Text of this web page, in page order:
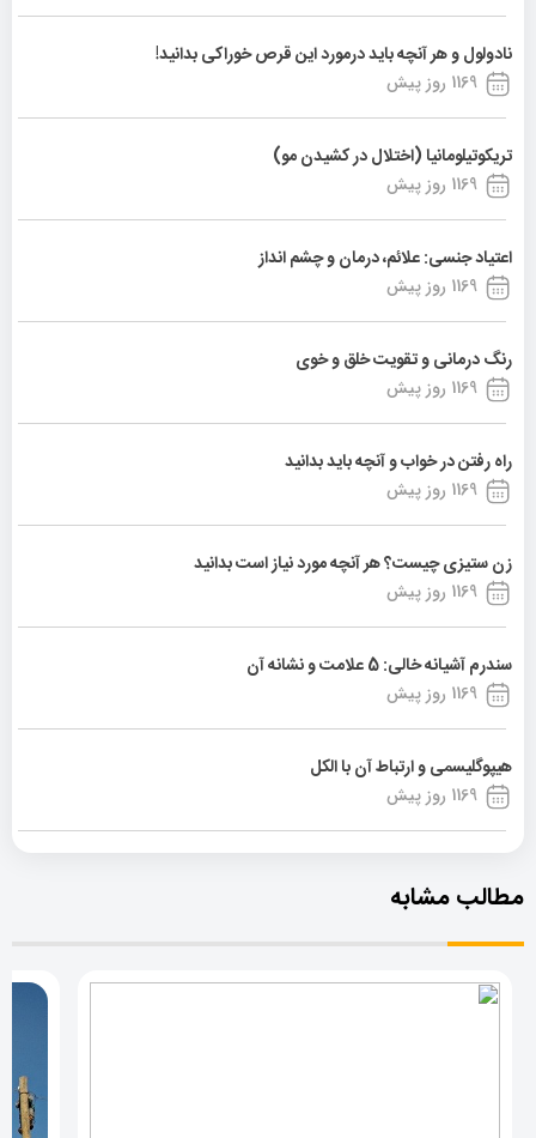
نادولول و هر آنچه باید درمورد این قرص خوراکی بدانید!
1169 روز پیش
تریکوتیلومانیا (اختلال در کشیدن مو)
1169 روز پیش
اعتیاد جنسی: علائم، درمان و چشم انداز
1169 روز پیش
رنگ درمانی و تقویت خلق و خوی
1169 روز پیش
راه رفتن در خواب و آنچه باید بدانید
1169 روز پیش
زن ستیزی چیست؟ هر آنچه مورد نیاز است بدانید
1169 روز پیش
سندرم آشیانه خالی: 5 علامت و نشانه آن
1169 روز پیش
هیپوگلیسمی و ارتباط آن با الکل
1169 روز پیش
مطالب مشابه